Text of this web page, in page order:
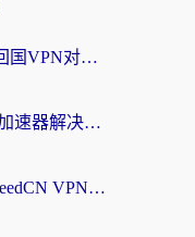
Malus VPN好用吗？和极闪回国VPN对比哪个回国效果更好？海外党亲测3款加速器+避坑指南
海外党必看：如何通过试用加速器解决国内APP地区限制？附2026最新对比测评
雷神手游VPN好用吗？和SpeedCN VPN对比哪个回国效果更好？海外党亲测3款加速器+避坑指南